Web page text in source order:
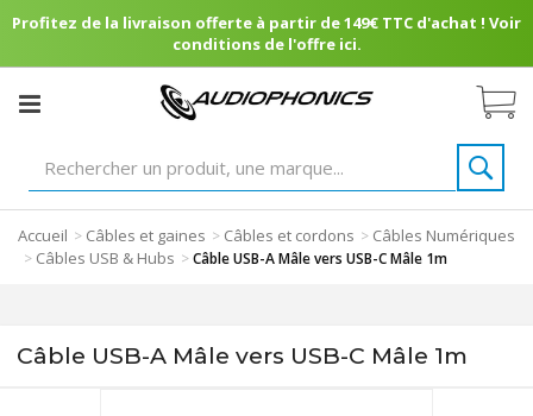
Profitez de la livraison offerte à partir de 149€ TTC d'achat ! Voir
conditions de l'offre ici.
Accueil > Câbles et gaines > Câbles et cordons > Câbles Numériques
> Câbles USB & Hubs >Câble USB-A Mâle vers USB-C Mâle 1m
Câble USB-A Mâle vers USB-C Mâle 1m